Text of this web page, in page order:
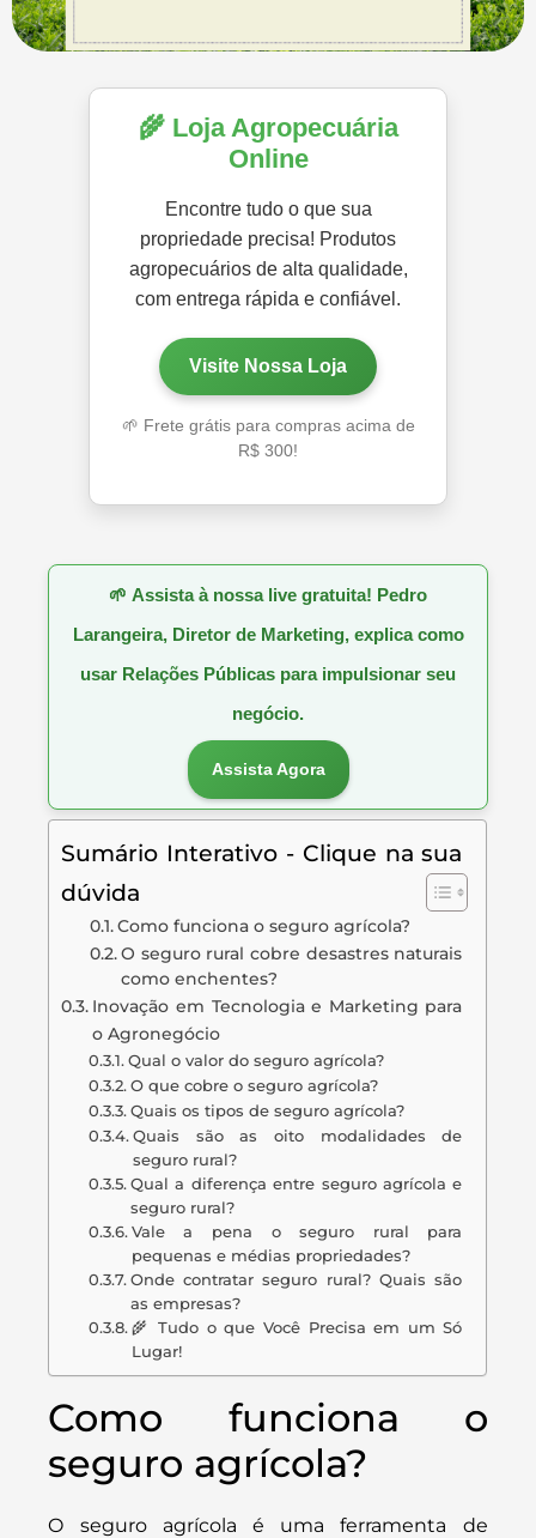
🌾 Loja Agropecuária
Online
Encontre tudo o que sua
propriedade precisa! Produtos
agropecuários de alta qualidade,
com entrega rápida e confiável.
Visite Nossa Loja
🌱 Frete grátis para compras acima de
R$ 300!
🌱 Assista à nossa live gratuita! Pedro
Larangeira, Diretor de Marketing, explica como
usar Relações Públicas para impulsionar seu
negócio.
Assista Agora
Sumário Interativo - Clique na sua
dúvida
Como funciona o seguro agrícola?
O seguro rural cobre desastres naturais
como enchentes?
Inovação em Tecnologia e Marketing para
o Agronegócio
Qual o valor do seguro agrícola?
O que cobre o seguro agrícola?
Quais os tipos de seguro agrícola?
Quais são as oito modalidades de
seguro rural?
Qual a diferença entre seguro agrícola e
seguro rural?
Vale a pena o seguro rural para
pequenas e médias propriedades?
Onde contratar seguro rural? Quais são
as empresas?
🌾 Tudo o que Você Precisa em um Só
Lugar!
Como funciona o
seguro agrícola?
O seguro agrícola é uma ferramenta de